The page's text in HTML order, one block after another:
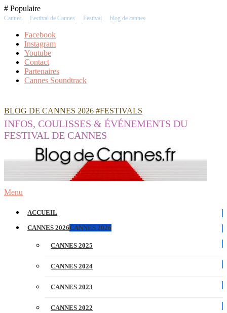
Skip
To
# Populaire
Cannes Festival de Cannes Festival blog de cannes
Facebook
Instagram
Youtube
Contact
Partenaires
Cannes Soundtrack
BLOG DE CANNES 2026 #FESTIVALS
INFOS, COULISSES & ÉVÉNEMENTS DU
FESTIVAL DE CANNES
Menu
ACCUEIL
CANNES 2026CANNES 2026
CANNES 2025
CANNES 2024
CANNES 2023
CANNES 2022